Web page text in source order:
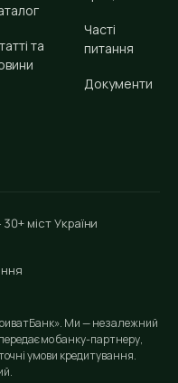
та
Часті
питання
Документи
міст України
Ми — незалежний
передаємо банку-партнеру,
умови кредитування.